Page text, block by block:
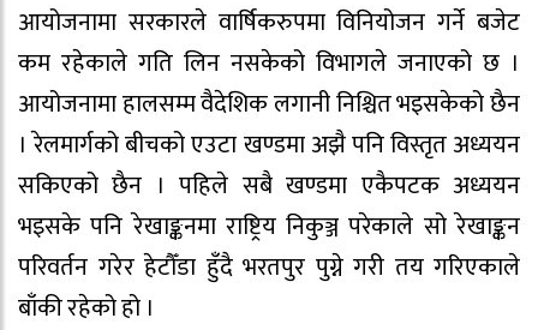
आयोजनामा सरकारले वार्षिकरुपमा विनियोजन गर्ने बजेट
कम रहेकाले गति लिन नसकेको विभागले जनाएको छ ।
आयोजनामा हालसम्म वैदेशिक लगानी निश्चित भइसकेको छैन
। रेलमार्गको बीचको एउटा खण्डमा अझै पनि विस्तृत अध्ययन
सकिएको छैन । पहिले सबै खण्डमा एकैपटक अध्ययन
भइसके पनि रेखाङ्कनमा राष्ट्रिय निकुञ्ज परेकाले सो रेखाङ्कन
परिवर्तन गरेर हेटौँडा हुँदै भरतपुर पुग्ने गरी तय गरिएकाले
बाँकी रहेको हो ।